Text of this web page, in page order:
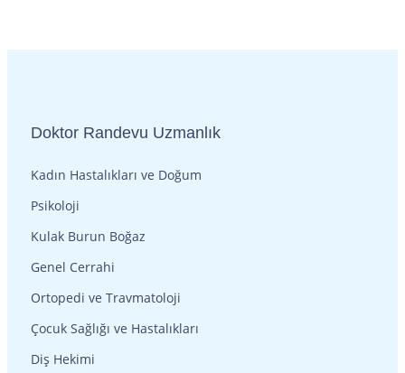
Doktor Randevu Uzmanlık
Kadın Hastalıkları ve Doğum
Psikoloji
Kulak Burun Boğaz
Genel Cerrahi
Ortopedi ve Travmatoloji
Çocuk Sağlığı ve Hastalıkları
Diş Hekimi